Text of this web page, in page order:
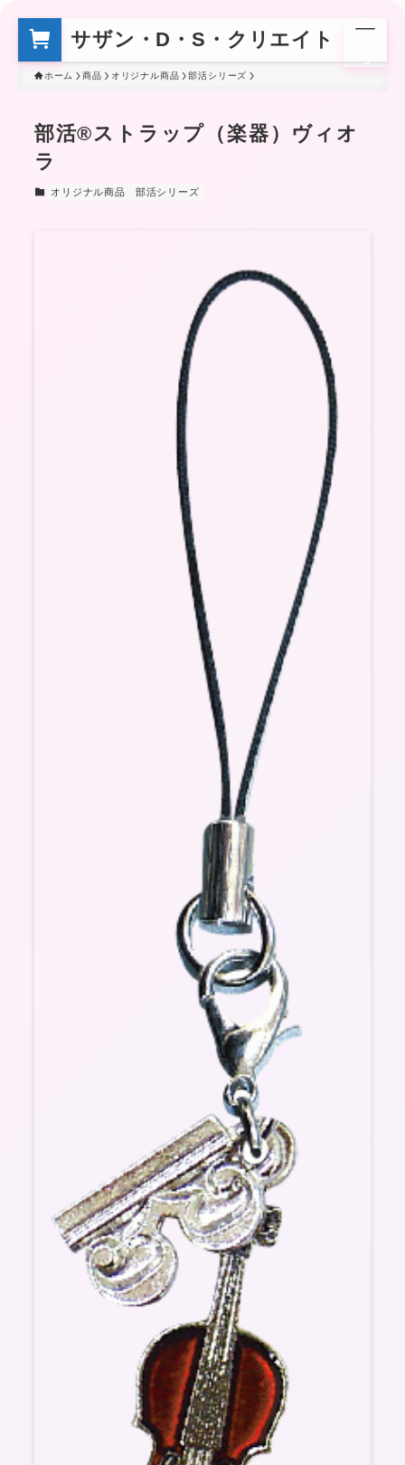
サザン・D・S・クリエイト
ュ
ホーム 商品 オリジナル商品 部活シリーズ
部活®ストラップ（楽器）ヴィオ
ラ
オリジナル商品 部活シリーズ